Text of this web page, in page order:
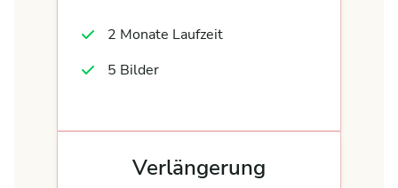
2 Monate Laufzeit
5 Bilder
Verlängerung